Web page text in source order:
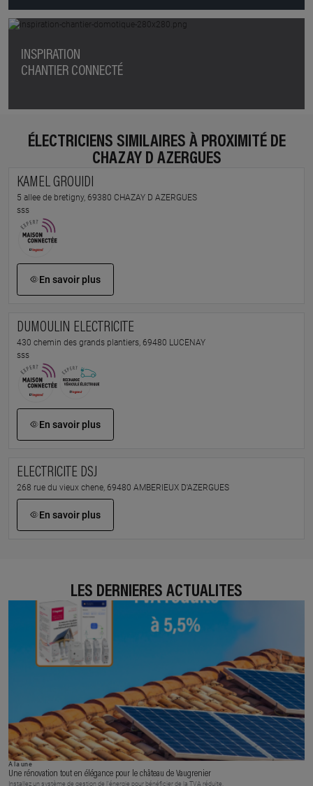
INSPIRATION
CHANTIER CONNECTÉ
ÉLECTRICIENS SIMILAIRES À PROXIMITÉ DE
CHAZAY D AZERGUES
KAMEL GROUIDI
5 allee de bretigny, 69380 CHAZAY D AZERGUES
sss
En savoir plus
DUMOULIN ELECTRICITE
430 chemin des grands plantiers, 69480 LUCENAY
sss
En savoir plus
ELECTRICITE DSJ
268 rue du vieux chene, 69480 AMBERIEUX D'AZERGUES
En savoir plus
LES DERNIÈRES ACTUALITÉS
À la une
Une rénovation tout en élégance pour le château de Vaugrenier
Installez un système de gestion de l’énergie pour bénéficier de la TVA réduite.